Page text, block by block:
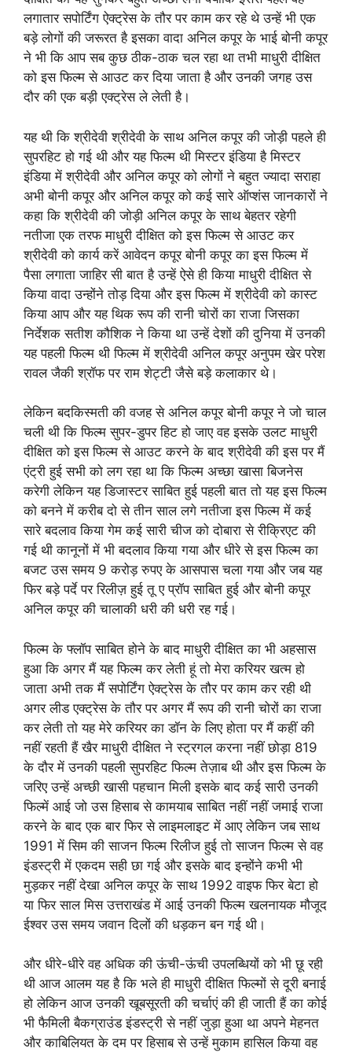
लगातार सपोर्टिंग ऐक्ट्रेस के तौर पर काम कर रहे थे उन्हें भी एक
बड़े लोगों की जरूरत है इसका वादा अनिल कपूर के भाई बोनी कपूर
ने भी कि आप सब कुछ ठीक-ठाक चल रहा था तभी माधुरी दीक्षित
को इस फिल्म से आउट कर दिया जाता है और उनकी जगह उस
दौर की एक बड़ी एक्ट्रेस ले लेती है।
यह थी कि श्रीदेवी श्रीदेवी के साथ अनिल कपूर की जोड़ी पहले ही
सुपरहिट हो गई थी और यह फिल्म थी मिस्टर इंडिया है मिस्टर
इंडिया में श्रीदेवी और अनिल कपूर को लोगों ने बहुत ज्यादा सराहा
अभी बोनी कपूर और अनिल कपूर को कई सारे ऑप्शंस जानकारों ने
कहा कि श्रीदेवी की जोड़ी अनिल कपूर के साथ बेहतर रहेगी
नतीजा एक तरफ माधुरी दीक्षित को इस फिल्म से आउट कर
श्रीदेवी को कार्य करें आवेदन कपूर बोनी कपूर का इस फिल्म में
पैसा लगाता जाहिर सी बात है उन्हें ऐसे ही किया माधुरी दीक्षित से
किया वादा उन्होंने तोड़ दिया और इस फिल्म में श्रीदेवी को कास्ट
किया आप और यह थिक रूप की रानी चोरों का राजा जिसका
निर्देशक सतीश कौशिक ने किया था उन्हें देशों की दुनिया में उनकी
यह पहली फिल्म थी फिल्म में श्रीदेवी अनिल कपूर अनुपम खेर परेश
रावल जैकी श्रॉफ पर राम शेट्टी जैसे बड़े कलाकार थे।
लेकिन बदकिस्मती की वजह से अनिल कपूर बोनी कपूर ने जो चाल
चली थी कि फिल्म सुपर-डुपर हिट हो जाए वह इसके उलट माधुरी
दीक्षित को इस फिल्म से आउट करने के बाद श्रीदेवी की इस पर मैं
एंट्री हुई सभी को लग रहा था कि फिल्म अच्छा खासा बिजनेस
करेगी लेकिन यह डिजास्टर साबित हुई पहली बात तो यह इस फिल्म
को बनने में करीब दो से तीन साल लगे नतीजा इस फिल्म में कई
सारे बदलाव किया गेम कई सारी चीज को दोबारा से रीक्रिएट की
गई थी कानूनों में भी बदलाव किया गया और धीरे से इस फिल्म का
बजट उस समय 9 करोड़ रुपए के आसपास चला गया और जब यह
फिर बड़े पर्दे पर रिलीज़ हुई तू ए प्रॉप साबित हुई और बोनी कपूर
अनिल कपूर की चालाकी धरी की धरी रह गई।
फिल्म के फ्लॉप साबित होने के बाद माधुरी दीक्षित का भी अहसास
हुआ कि अगर मैं यह फिल्म कर लेती हूं तो मेरा करियर खत्म हो
जाता अभी तक मैं सपोर्टिंग ऐक्ट्रेस के तौर पर काम कर रही थी
अगर लीड एक्ट्रेस के तौर पर अगर मैं रूप की रानी चोरों का राजा
कर लेती तो यह मेरे करियर का डॉन के लिए होता पर मैं कहीं की
नहीं रहती हैं खैर माधुरी दीक्षित ने स्ट्रगल करना नहीं छोड़ा 819
के दौर में उनकी पहली सुपरहिट फिल्म तेज़ाब थी और इस फिल्म के
जरिए उन्हें अच्छी खासी पहचान मिली इसके बाद कई सारी उनकी
फिल्में आई जो उस हिसाब से कामयाब साबित नहीं नहीं जमाई राजा
करने के बाद एक बार फिर से लाइमलाइट में आए लेकिन जब साथ
1991 में सिम की साजन फिल्म रिलीज हुई तो साजन फिल्म से वह
इंडस्ट्री में एकदम सही छा गई और इसके बाद इन्होंने कभी भी
मुड़कर नहीं देखा अनिल कपूर के साथ 1992 वाइफ फिर बेटा हो
या फिर साल मिस उत्तराखंड में आई उनकी फिल्म खलनायक मौजूद
ईश्वर उस समय जवान दिलों की धड़कन बन गई थी।
और धीरे-धीरे वह अधिक की ऊंची-ऊंची उपलब्धियों को भी छू रही
थी आज आलम यह है कि भले ही माधुरी दीक्षित फिल्मों से दूरी बनाई
हो लेकिन आज उनकी खूबसूरती की चर्चाएं की ही जाती हैं का कोई
भी फैमिली बैकग्राउंड इंडस्ट्री से नहीं जुड़ा हुआ था अपने मेहनत
और काबिलियत के दम पर हिसाब से उन्हें मुकाम हासिल किया वह